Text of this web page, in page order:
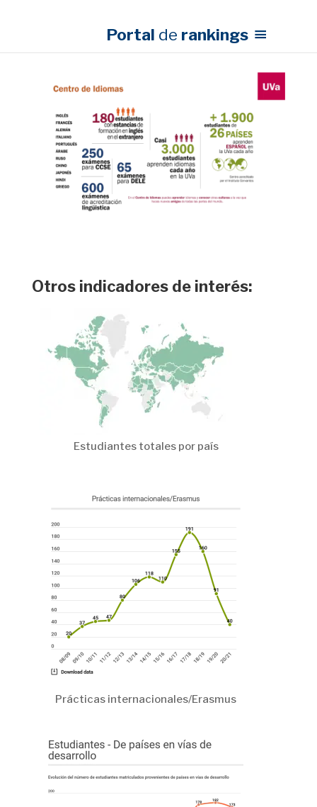
Portal de rankings
Otros indicadores de interés:
Estudiantes totales por país
Prácticas internacionales/Erasmus